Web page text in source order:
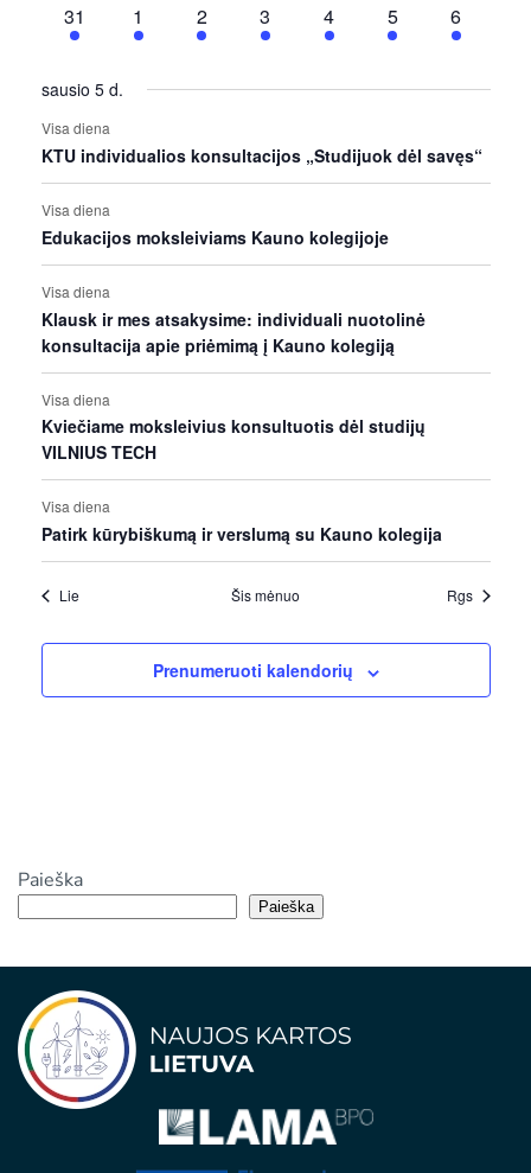
5
renginiai
31
5
renginiai
1
5
renginiai
2
5
renginiai
3
5
renginiai
4
5
renginiai
5
5
renginiai
6
sausio 5 d.
Visa diena
KTU individualios konsultacijos „Studijuok dėl savęs“
Visa diena
Edukacijos moksleiviams Kauno kolegijoje
Visa diena
Klausk ir mes atsakysime: individuali nuotolinė
konsultacija apie priėmimą į Kauno kolegiją
Visa diena
Kviečiame moksleivius konsultuotis dėl studijų
VILNIUS TECH
Visa diena
Patirk kūrybiškumą ir verslumą su Kauno kolegija
Lie Šis mėnuo Rgs
Prenumeruoti kalendorių
Paieška
Paieška